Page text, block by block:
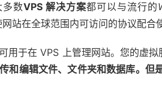
多数VPS 解决方案都可以与流行的
站在全球范围内可访问的协议配合
用于在 VPS 上管理网站。您的虚拟
和编辑文件、文件夹和数据库。但